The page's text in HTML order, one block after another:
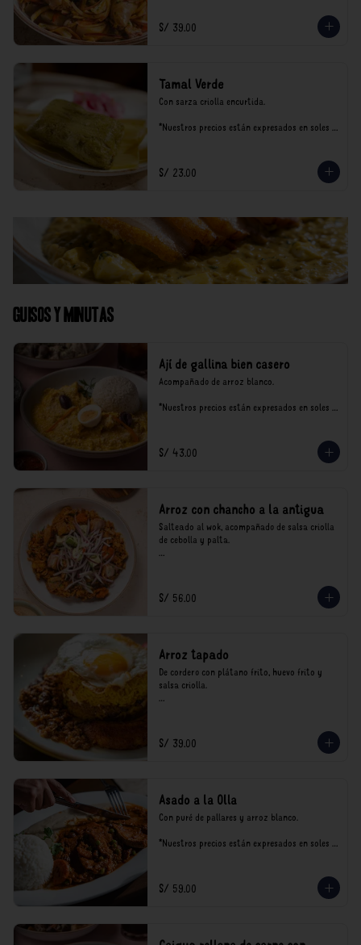
S/ 39.00
Tamal Verde
Con sarza criolla encurtida.
*Nuestros precios están expresados en soles e
S/ 23.00
Guisos y Minutas
Ají de gallina bien casero
Acompañado de arroz blanco.
*Nuestros precios están expresados en soles e
S/ 43.00
Arroz con chancho a la antigua
Salteado al wok, acompañado de salsa criolla
de cebolla y palta.
consumo.
S/ 56.00
Arroz tapado
De cordero con plátano frito, huevo frito y
salsa criolla.
consumo.
S/ 39.00
Asado a la Olla
Con puré de pallares y arroz blanco.
*Nuestros precios están expresados en soles e
S/ 59.00